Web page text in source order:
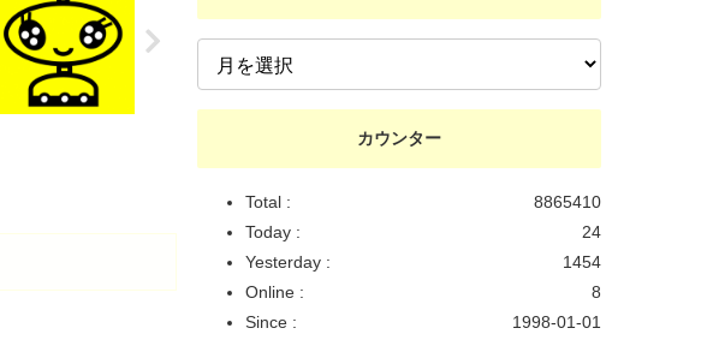
カウンター
8865410
Total :
24
Today :
1454
Yesterday :
8
Online :
1998-01-01
Since :